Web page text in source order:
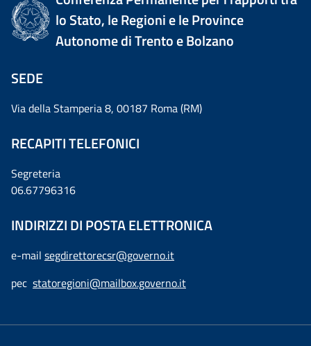
lo Stato, le Regioni e le Province
Autonome di Trento e Bolzano
SEDE
Via della Stamperia 8, 00187 Roma (RM)
RECAPITI TELEFONICI
Segreteria
06.67796316
INDIRIZZI DI POSTA ELETTRONICA
e-mail segdirettorecsr@governo.it
pec statoregioni@mailbox.governo.it